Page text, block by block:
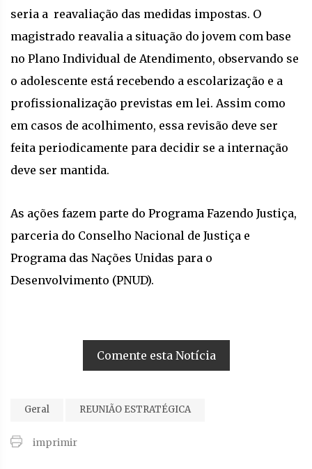
seria a reavaliação das medidas impostas. O
magistrado reavalia a situação do jovem com base
no Plano Individual de Atendimento, observando se
o adolescente está recebendo a escolarização e a
profissionalização previstas em lei. Assim como
em casos de acolhimento, essa revisão deve ser
feita periodicamente para decidir se a internação
deve ser mantida.
As ações fazem parte do Programa Fazendo Justiça,
parceria do Conselho Nacional de Justiça e
Programa das Nações Unidas para o
Desenvolvimento (PNUD).
Comente esta Notícia
Geral REUNIÃO ESTRATÉGICA
imprimir